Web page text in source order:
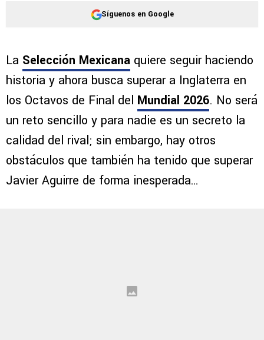
Síguenos en Google
La Selección Mexicana quiere seguir haciendo
historia y ahora busca superar a Inglaterra en
los Octavos de Final del Mundial 2026. No será
un reto sencillo y para nadie es un secreto la
calidad del rival; sin embargo, hay otros
obstáculos que también ha tenido que superar
Javier Aguirre de forma inesperada…